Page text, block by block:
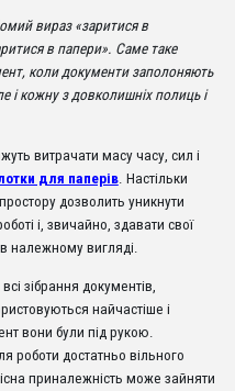
вираз «заритися в
в папери». Саме таке
коли документи заполоняють
і кожну з довколишніх полиць і
витрачати масу часу, сил і
для паперів. Настільки
дозволить уникнути
і, звичайно, здавати свої
в належному вигляді.
зібрання документів,
найчастіше і
вони були під рукою.
роботи достатньо вільного
приналежність може зайняти